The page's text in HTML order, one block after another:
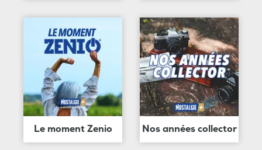
Le moment Zenio Nos années collector